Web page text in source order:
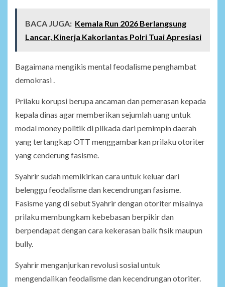
BACA JUGA: Kemala Run 2026 Berlangsung
Lancar, Kinerja Kakorlantas Polri Tuai Apresiasi
Bagaimana mengikis mental feodalisme penghambat
demokrasi .
Prilaku korupsi berupa ancaman dan pemerasan kepada
kepala dinas agar memberikan sejumlah uang untuk
modal money politik di pilkada dari pemimpin daerah
yang tertangkap OTT menggambarkan prilaku otoriter
yang cenderung fasisme.
Syahrir sudah memikirkan cara untuk keluar dari
belenggu feodalisme dan kecendrungan fasisme.
Fasisme yang di sebut Syahrir dengan otoriter misalnya
prilaku membungkam kebebasan berpikir dan
berpendapat dengan cara kekerasan baik fisik maupun
bully.
Syahrir menganjurkan revolusi sosial untuk
mengendalikan feodalisme dan kecendrungan otoriter.